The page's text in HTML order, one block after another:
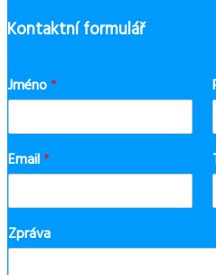
Kontaktní formulář
Jméno*
Email*
Zpráva